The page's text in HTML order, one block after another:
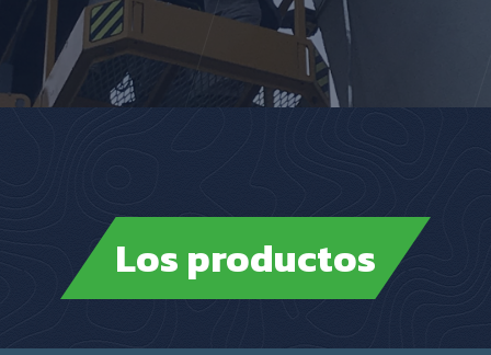
Los productos